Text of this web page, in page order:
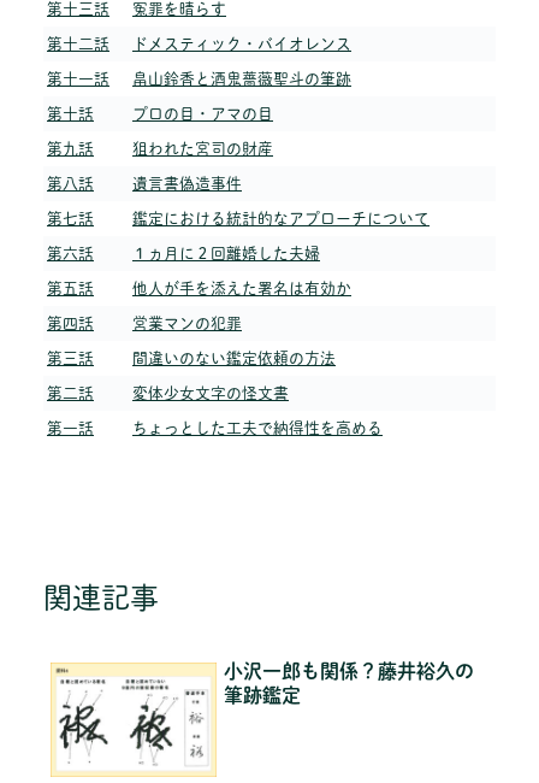
第十三話 冤罪を晴らす
第十二話 ドメスティック・バイオレンス
第十一話 畠山鈴香と酒鬼薔薇聖斗の筆跡
第十話 プロの目・アマの目
第九話 狙われた宮司の財産
第八話 遺言書偽造事件
第七話 鑑定における統計的なアプローチについて
第六話 １ヵ月に２回離婚した夫婦
第五話 他人が手を添えた署名は有効か
第四話 営業マンの犯罪
第三話 間違いのない鑑定依頼の方法
第二話 変体少女文字の怪文書
第一話 ちょっとした工夫で納得性を高める
関連記事
小沢一郎も関係？藤井裕久の
筆跡鑑定